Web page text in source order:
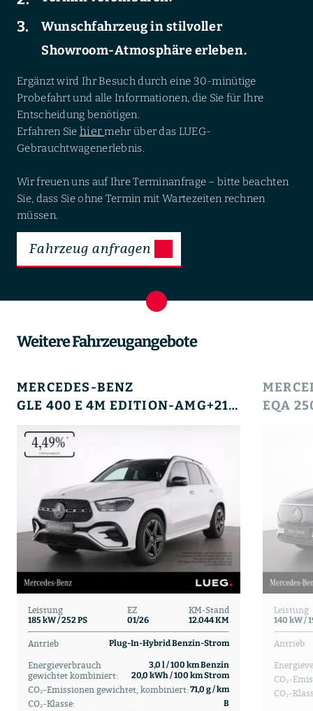
Wunschfahrzeug in stilvoller
Showroom-Atmosphäre erleben.
Ergänzt wird Ihr Besuch durch eine 30-minütige
Probefahrt und alle Informationen, die Sie für Ihre
Entscheidung benötigen.
Erfahren Sie hiermehr über das LUEG-
Gebrauchtwagenerlebnis.
Wir freuen uns auf Ihre Terminanfrage – bitte beachten
Sie, dass Sie ohne Termin mit Wartezeiten rechnen
müssen.
Fahrzeug anfragen
Weitere Fahrzeugangebote
MERCEDES-BENZ
GLE 400 E 4M EDITION-AMG+21+HUD+PANO+AHK+SOUND+
Leistung
185 kW / 252 PS
EZ
01/26
KM-Stand
12.044 KM
Antrieb Plug-In-Hybrid Benzin-Strom
Energieverbrauch
gewichtet kombiniert:
3,0 l / 100 km Benzin
20,0 kWh / 100 km Strom
CO₂-Emissionen gewichtet, kombiniert:71,0 g / km
CO₂-Klasse:
B
Leistung
140 kW /
Antrieb
CO₂-
CO₂-